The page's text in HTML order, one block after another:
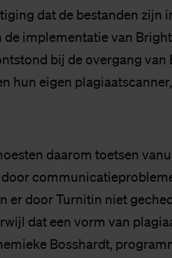
dat de bestanden zijn
de implementatie van
bij de overgang van
hun eigen
daarom toetsen
er door Turnitin niet
dat een vorm van
Bosshardt,